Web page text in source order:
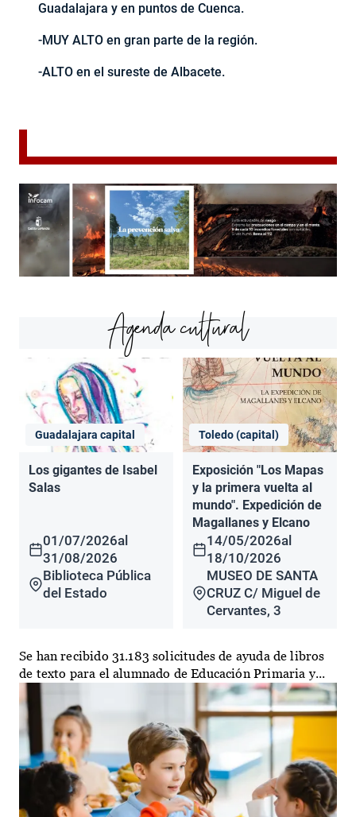
Guadalajara y en puntos de Cuenca.
-MUY ALTO en gran parte de la región.
-ALTO en el sureste de Albacete.
Agenda cultural
Guadalajara capital
Los gigantes de Isabel
Salas
01/07/2026al
31/08/2026
Biblioteca Pública
del Estado
Toledo (capital)
Exposición "Los Mapas
y la primera vuelta al
mundo". Expedición de
Magallanes y Elcano
14/05/2026al
18/10/2026
MUSEO DE SANTA
CRUZ C/ Miguel de
Cervantes, 3
Se han recibido 31.183 solicitudes de ayuda de libros
de texto para el alumnado de Educación Primaria y...